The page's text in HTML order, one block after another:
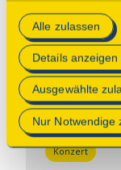
technisch
erforderlich sind.
Mehr
Alle zulassen
Details anzeigen
Ausgewählte
Nur Notwendige
Judith Vater
Museum
039042710
Konzert